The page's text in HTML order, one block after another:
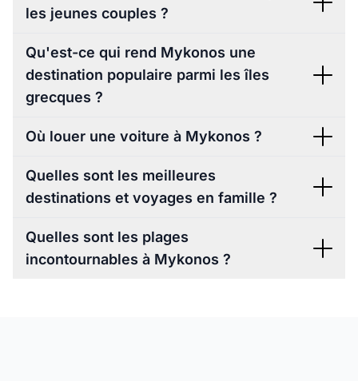
les jeunes couples ?
Qu'est-ce qui rend Mykonos une
destination populaire parmi les îles
grecques ?
Où louer une voiture à Mykonos ?
Quelles sont les meilleures
destinations et voyages en famille ?
Quelles sont les plages
incontournables à Mykonos ?